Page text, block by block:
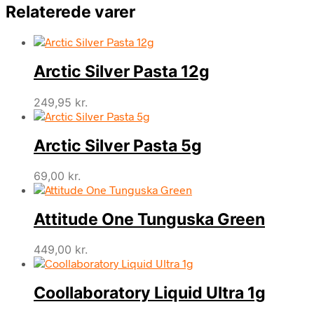
Relaterede varer
Arctic Silver Pasta 12g
249,95 kr.
Arctic Silver Pasta 5g
69,00 kr.
Attitude One Tunguska Green
449,00 kr.
Coollaboratory Liquid Ultra 1g